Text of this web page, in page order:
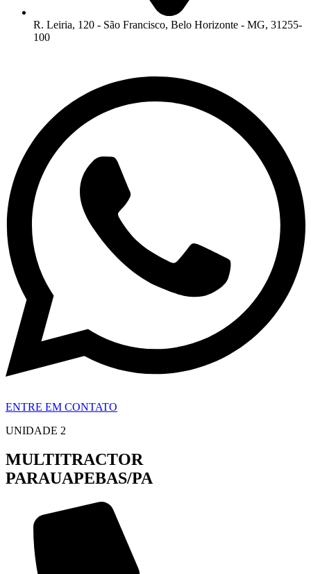
R. Leiria, 120 - São Francisco, Belo Horizonte - MG, 31255-
100
ENTRE EM CONTATO
UNIDADE 2
MULTITRACTOR
PARAUAPEBAS/PA